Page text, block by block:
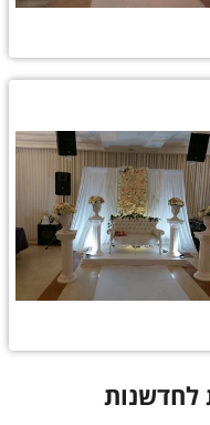
לחדשנות